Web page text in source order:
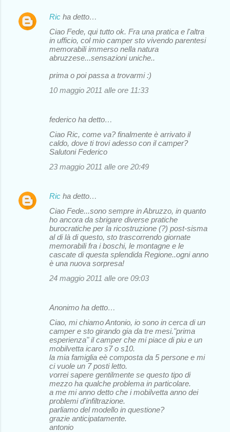
Ric ha detto…
Ciao Fede, qui tutto ok. Fra una pratica e l'altra
in ufficio, col mio camper sto vivendo parentesi
memorabili immerso nella natura
abruzzese...sensazioni uniche..
prima o poi passa a trovarmi :)
10 maggio 2011 alle ore 11:33
federico ha detto…
Ciao Ric, come va? finalmente è arrivato il
caldo, dove ti trovi adesso con il camper?
Salutoni Federico
23 maggio 2011 alle ore 20:49
Ric ha detto…
Ciao Fede...sono sempre in Abruzzo, in quanto
ho ancora da sbrigare diverse pratiche
burocratiche per la ricostruzione (?) post-sisma
al di là di questo, sto trascorrendo giornate
memorabili fra i boschi, le montagne e le
cascate di questa splendida Regione..ogni anno
è una nuova sorpresa!
24 maggio 2011 alle ore 09:03
Anonimo ha detto…
Ciao, mi chiamo Antonio, io sono in cerca di un
camper e sto girando gia da tre mesi."prima
esperienza" il camper che mi piace di piu e un
mobilvetta icaro s7 o s10.
la mia famiglia eè composta da 5 persone e mi
ci vuole un 7 posti letto.
vorrei sapere gentilmente se questo tipo di
mezzo ha qualche problema in particolare.
a me mi anno detto che i mobilvetta anno dei
problemi d'infiltrazione.
parliamo del modello in questione?
grazie anticipatamente.
antonio